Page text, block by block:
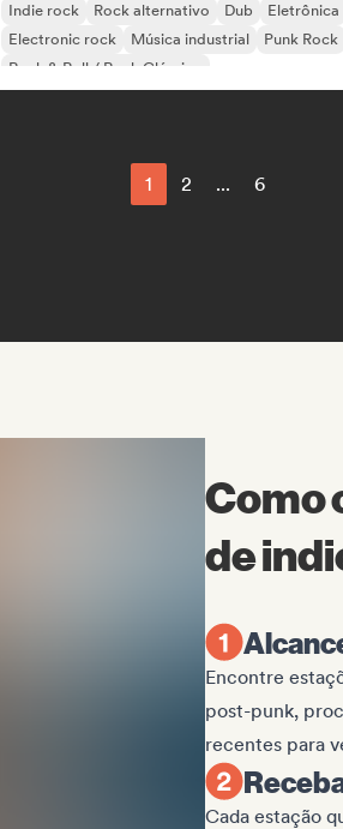
Indie rock Rock alternativo Dub
Eletrônica
Electronic rock
Música industrial
Punk Rock
Rock & Roll / Rock Clássico
1 2 ... 6
Como
de
Encontre
post-punk,
recentes para
Cada estação